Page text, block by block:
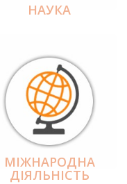
НАУКА
МІЖНАРОДНА
ДІЯЛЬНІCТЬ